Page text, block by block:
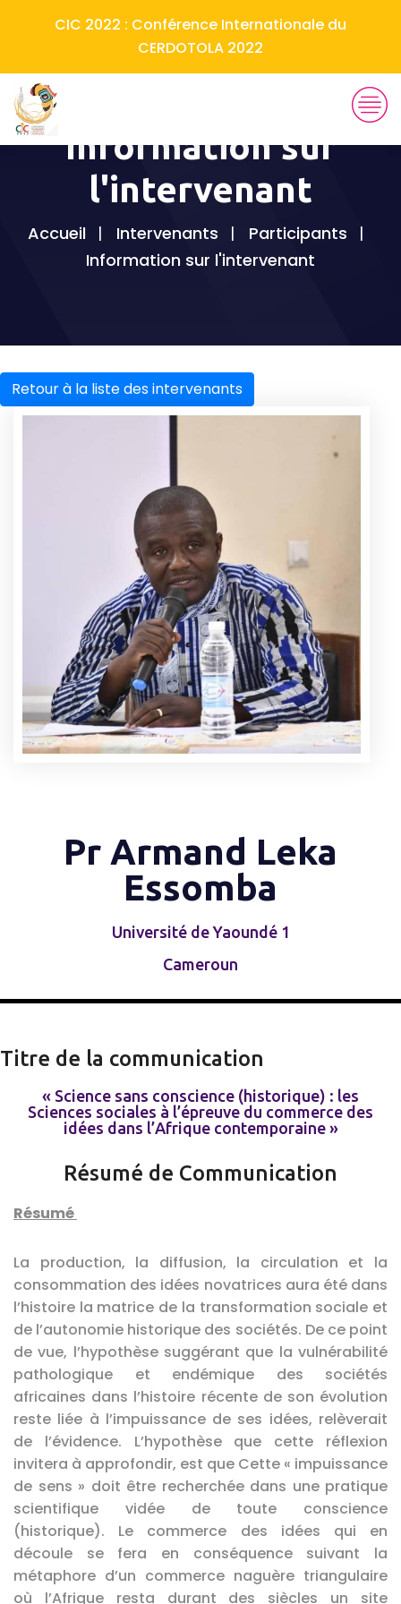
CIC 2022 : Conférence Internationale du
CERDOTOLA 2022
Information sur
l'intervenant
Accueil Intervenants
Participants
Information sur l'intervenant
Retour à la liste des intervenants
Pr Armand Leka
Essomba
Université de Yaoundé 1
Cameroun
Titre de la communication
« Science sans conscience (historique) : les
Sciences sociales à l’épreuve du commerce des
idées dans l’Afrique contemporaine »
Résumé de Communication
Résumé
La production, la diffusion, la circulation et la
consommation des idées novatrices aura été dans
l’histoire la matrice de la transformation sociale et
de l’autonomie historique des sociétés. De ce point
de vue, l’hypothèse suggérant que la vulnérabilité
pathologique et endémique des sociétés
africaines dans l’histoire récente de son évolution
reste liée à l’impuissance de ses idées, relèverait
de l’évidence. L’hypothèse que cette réflexion
invitera à approfondir, est que Cette « impuissance
de sens » doit être recherchée dans une pratique
scientifique vidée de toute conscience
(historique). Le commerce des idées qui en
découle se fera en conséquence suivant la
métaphore d’un commerce naguère triangulaire
où l’Afrique resta durant des siècles un site